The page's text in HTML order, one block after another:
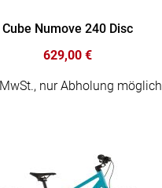
Cube Numove 240 Disc
629,00 €
nur Abholung möglich